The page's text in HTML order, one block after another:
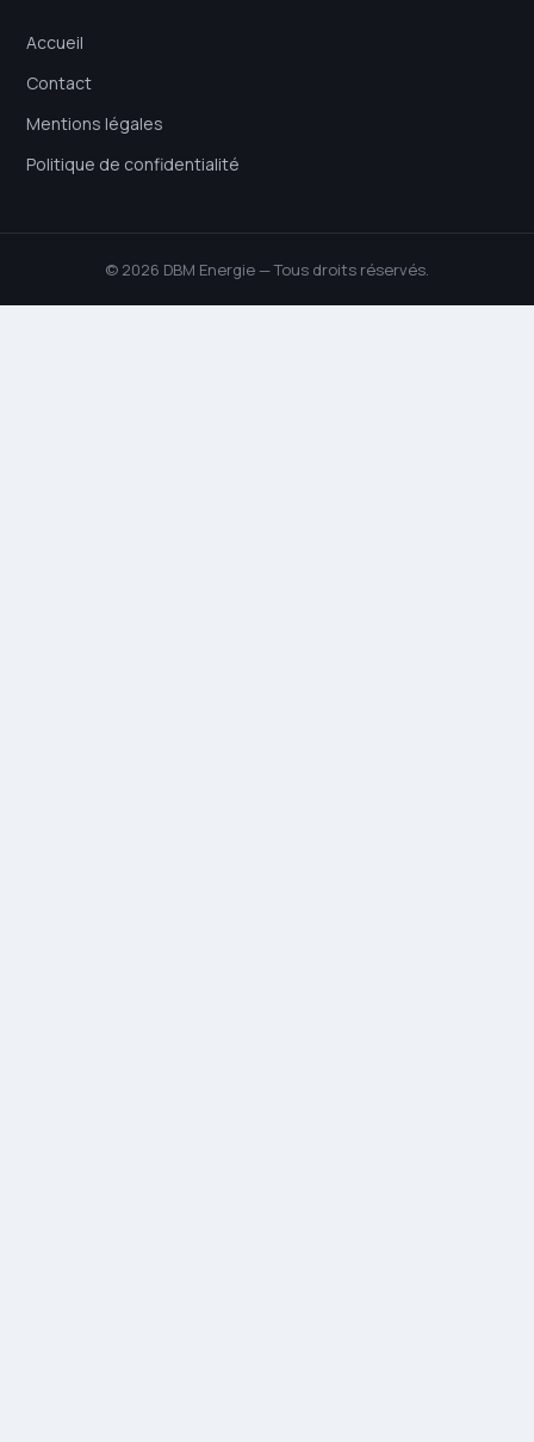
Accueil
Contact
Mentions légales
Politique de confidentialité
© 2026 DBM Energie — Tous droits réservés.